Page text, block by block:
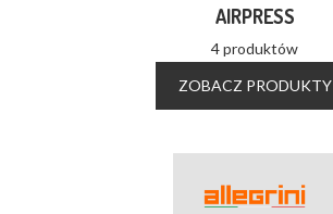
AIRPRESS
4 produktów
ZOBACZ PRODUKTY